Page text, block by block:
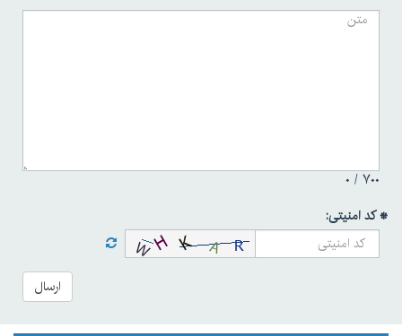
۷۰۰ /
۰
* کد امنیتی:
ارسال